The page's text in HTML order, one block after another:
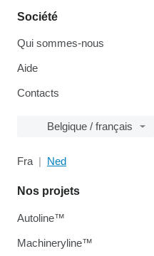
Société
Qui sommes-nous
Aide
Contacts
Belgique / français
Fra Ned
Nos projets
Autoline™
Machineryline™